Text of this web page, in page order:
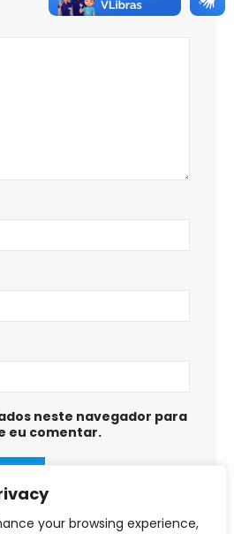
your browsing experience,
neste navegador para
eu comentar.